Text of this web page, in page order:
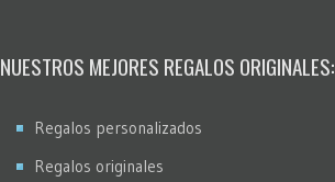
Stencil
NUESTROS MEJORES REGALOS ORIGINALES:
Regalos personalizados
Regalos originales